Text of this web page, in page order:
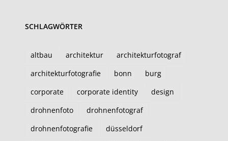
SCHLAGWÖRTER
altbau architektur
architekturfotograf
architekturfotografie
bonn
burg
corporate
corporate identity
design
drohnenfoto
drohnenfotograf
drohnenfotografie
düsseldorf